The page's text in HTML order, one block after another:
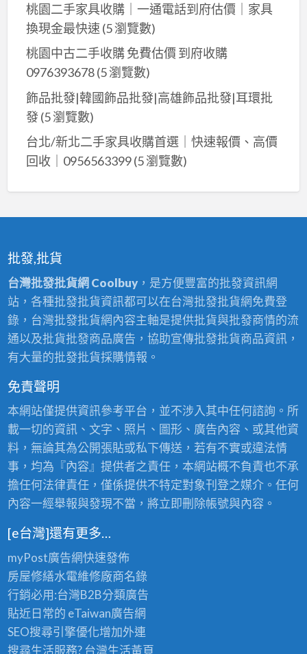
桃園二手家具收購｜一通電話到府估價｜家具
換現金最快速 (5 瀏覽數)
桃園中古二手收購 免費估價 到府收購
0976393678(5 瀏覽數)
飾品批發|韓國飾品批發|高雄飾品批發|耳環批
發(5 瀏覽數)
台北/新北二手家具收購首選｜快速報價、高價
回收｜0956563399(5 瀏覽數)
批發,批貨
台灣批發批貨網 Coolbuy，是方便豐富的批發資訊網
站，各種批發批貨資訊都可以在台灣批發批貨網免費登
錄，台灣批發批貨網內容主軸是提供批貨與批發商情的流
通以及批貨批發商品廣告，協助宣傳批發批貨商品資訊，
有大量的批發批貨採購情報。
免責聲明
本網站僅提供資訊參考平台，並不涉入其中任何諮詢。所
載一切的資訊、文字、照片、圖形、廣告內容、或其他資
料，無論其為公開張貼或私下傳送，若有不實或違法情
事，均為『內容』提供者之責任，本網站概不負責也不承
擔任何法律責任，僅係提供不特定對象刊登之媒介。任何
內容一經舉報與發現不當，將立即刪除帳號與內容。
[e台灣]還有更多…
myPost廣告網快速發佈
房屋修繕水電維修廠商名錄
行銷必用:台灣B2B分類廣告
貼近日常的 eTaiwan廣告網
SEO搜尋引擎優化增加外連
搜尋生活服務? 台灣生活黃頁